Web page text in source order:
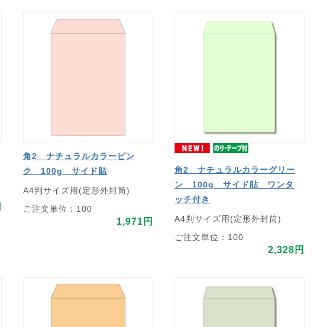
角2 ナチュラルカラーピン
ク 100g サイド貼
A4判サイズ用(定形外封筒)
ご注文単位：100
1,971円
角2 ナチュラルカラーグリー
ン 100g サイド貼 ワンタ
ッチ付き
A4判サイズ用(定形外封筒)
ご注文単位：100
2,328円